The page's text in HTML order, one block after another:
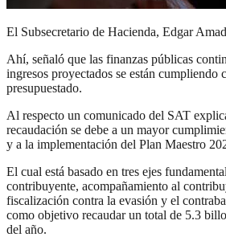
El Subsecretario de Hacienda, Edgar
Ahí, señaló que las finanzas públicas
ingresos proyectados se están cumpliendo
presupuestado.
Al respecto un comunicado del SAT
recaudación se debe a un mayor
y a la implementación del Plan Maestro
El cual está basado en tres ejes
contribuyente, acompañamiento al
fiscalización contra la evasión y el
como objetivo recaudar un total de 5.3
del año.